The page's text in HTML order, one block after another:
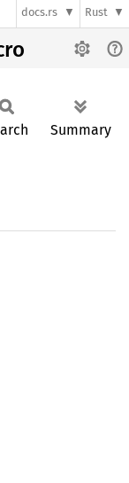
docs.rs Rust
Summary